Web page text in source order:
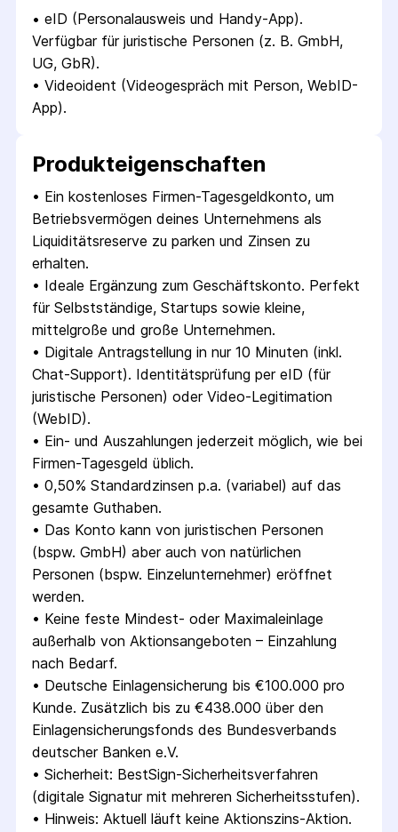
• eID (Personalausweis und Handy-App).
Verfügbar für juristische Personen (z. B. GmbH,
UG, GbR).
• Videoident (Videogespräch mit Person, WebID-
App).
Produkt­eigenschaften
• Ein kostenloses Firmen-Tagesgeldkonto, um
Betriebsvermögen deines Unternehmens als
Liquiditätsreserve zu parken und Zinsen zu
erhalten.
• Ideale Ergänzung zum Geschäftskonto. Perfekt
für Selbstständige, Startups sowie kleine,
mittelgroße und große Unternehmen.
• Digitale Antragstellung in nur 10 Minuten (inkl.
Chat-Support). Identitätsprüfung per eID (für
juristische Personen) oder Video-Legitimation
(WebID).
• Ein- und Auszahlungen jederzeit möglich, wie bei
Firmen-Tagesgeld üblich.
• 0,50% Standardzinsen p.a. (variabel) auf das
gesamte Guthaben.
• Das Konto kann von juristischen Personen
(bspw. GmbH) aber auch von natürlichen
Personen (bspw. Einzelunternehmer) eröffnet
werden.
• Keine feste Mindest- oder Maximaleinlage
außerhalb von Aktionsangeboten – Einzahlung
nach Bedarf.
• Deutsche Einlagensicherung bis €100.000 pro
Kunde. Zusätzlich bis zu €438.000 über den
Einlagensicherungsfonds des Bundesverbands
deutscher Banken e.V.
• Sicherheit: BestSign-Sicherheitsverfahren
(digitale Signatur mit mehreren Sicherheitsstufen).
• Hinweis: Aktuell läuft keine Aktionszins-Aktion.